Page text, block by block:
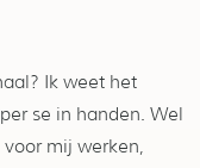
Ik weet het
se in handen. Wel
mij werken,